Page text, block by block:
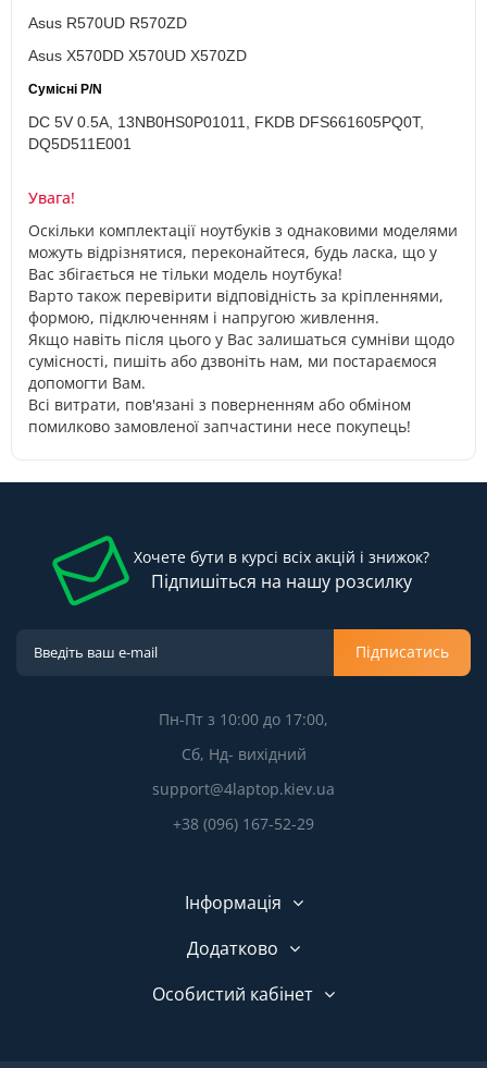
Asus R570UD R570ZD
Asus X570DD X570UD X570ZD
Сумісні P/N
DC 5V 0.5A, 13NB0HS0P01011, FKDB DFS661605PQ0T,
DQ5D511E001
Увага!
Оскільки комплектації ноутбуків з однаковими моделями
можуть відрізнятися, переконайтеся, будь ласка, що у
Вас збігається не тільки модель ноутбука!
Варто також перевірити відповідність за кріпленнями,
формою, підключенням і напругою живлення.
Якщо навіть після цього у Вас залишаться сумніви щодо
сумісності, пишіть або дзвоніть нам, ми постараємося
допомогти Вам.
Всі витрати, пов'язані з поверненням або обміном
помилково замовленої запчастини несе покупець!
Хочете бути в курсі всіх акцій і знижок?
Підпишіться на нашу розсилку
Підписатись
Пн-Пт з 10:00 до 17:00,
Сб, Нд- вихідний
support@4laptop.kiev.ua
+38 (096) 167-52-29
Інформація
Додатково
Особистий кабінет